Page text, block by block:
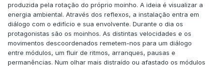
produzida pela rotação do próprio moinho. A ideia é visualizar a
energia ambiental. Através dos reflexos, a instalação entra em
diálogo com o edifício e sua envolvente. Durante o dia os
protagonistas são os moinhos. As distintas velocidades e os
movimentos descoordenados remetem-nos para um diálogo
entre módulos, um fluir de ritmos, arranques, pausas e
permanências. Num olhar mais distraído ou afastado os módulos